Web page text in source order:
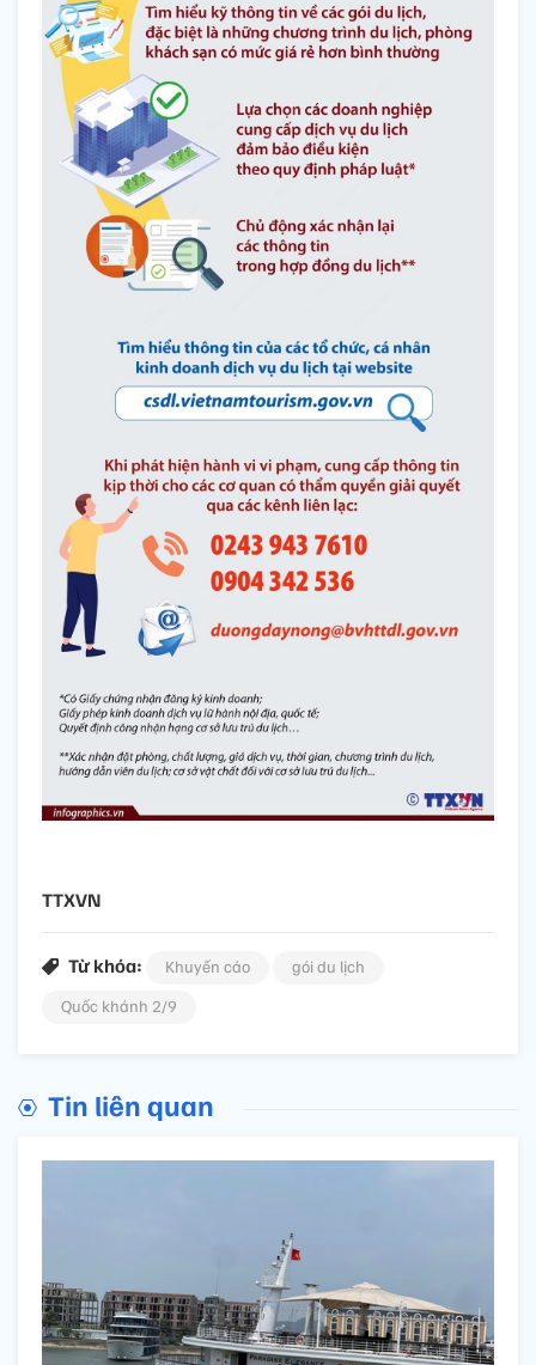
TTXVN
Từ khóa: Khuyến cáo
gói du lịch
Quốc khánh 2/9
Tin liên quan